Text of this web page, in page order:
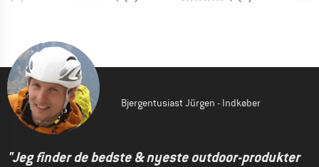
Bjergentusiast Jürgen - Indkøber
"Jeg finder de bedste & nyeste outdoor-produkter